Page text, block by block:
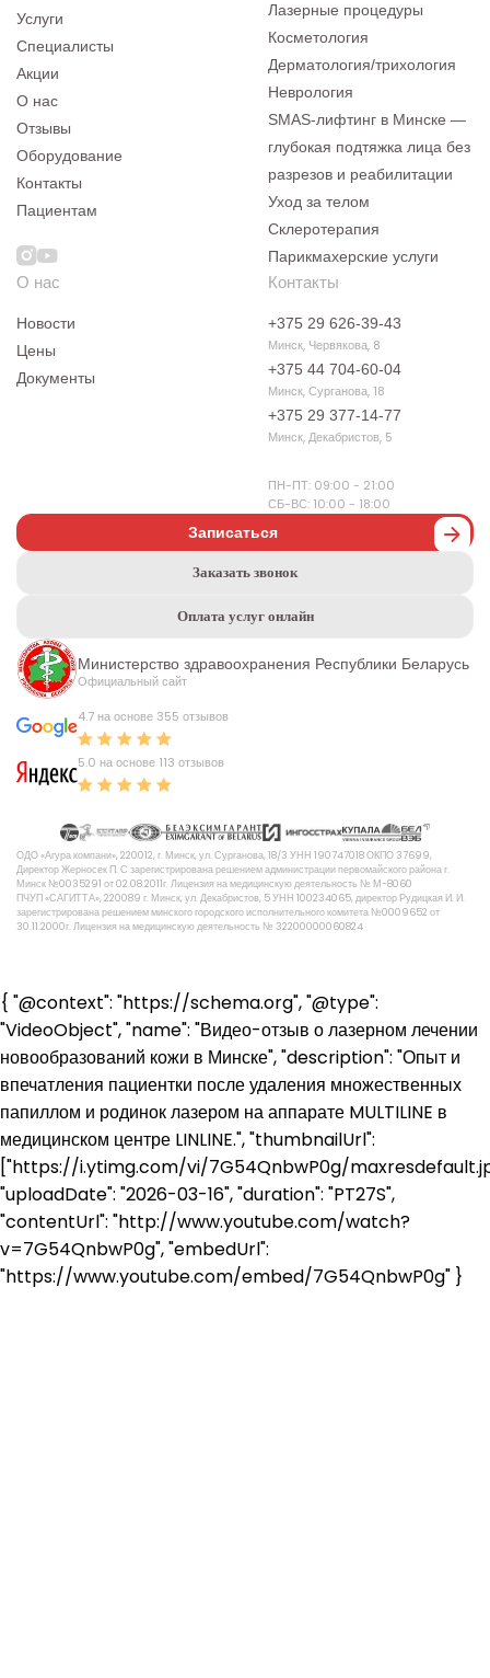
Услуги
Специалисты
Акции
О нас
Отзывы
Оборудование
Контакты
Пациентам
Лазерные процедуры
Косметология
Дерматология/трихология
Неврология
SMAS-лифтинг в Минске —
глубокая подтяжка лица без
разрезов и реабилитации
Уход за телом
Склеротерапия
Парикмахерские услуги
О нас
Новости
Цены
Документы
Контакты
+375 29 626-39-43
Минск, Червякова, 8
+375 44 704-60-04
Минск, Сурганова, 18
+375 29 377-14-77
Минск, Декабристов, 5
ПН-ПТ: 09:00 - 21:00
СБ-ВС: 10:00 - 18:00
Записаться
Заказать звонок
Оплата услуг онлайн
Министерство здравоохранения Республики Беларусь
Официальный сайт
4.7 на основе 355 отзывов
5.0 на основе 113 отзывов
ОДО «Агура компани», 220012, г. Минск, ул. Сурганова, 18/3 УНН 190747018 ОКПО 37699,
Директор Жерносек П. С зарегистрирована решением администрации первомайского района г.
Минск №0035291 от 02.08.2011г. Лицензия на медицинскую деятельность № М-8060
ПЧУП «САГИТТА», 220089 г. Минск, ул. Декабристов, 5 УНН 100234065, директор Рудицкая И. И.
зарегистрирована решением минского городского исполнительного комитета №0009652 от
30.11.2000г. Лицензия на медицинскую деятельность № 32200000060824
{ "@context": "https://schema.org", "@type":
"VideoObject", "name": "Видео-отзыв о лазерном лечении
новообразований кожи в Минске", "description": "Опыт и
впечатления пациентки после удаления множественных
папиллом и родинок лазером на аппарате MULTILINE в
медицинском центре LINLINE.", "thumbnailUrl":
["https://i.ytimg.com/vi/7G54QnbwP0g/
"uploadDate": "2026-03-16", "duration": "PT27S",
"contentUrl": "http://www.youtube.com/watch?
v=7G54QnbwP0g", "embedUrl":
"https://www.youtube.com/embed/7G54QnbwP0g" }